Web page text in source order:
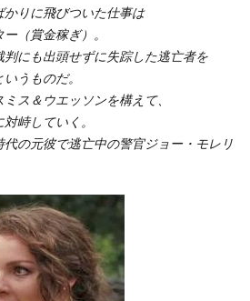
りに飛びついた仕事は
（賞金稼ぎ）。
にも出頭せずに失踪した逃亡者を
うものだ。
ス＆ウエッソンを構えて、
峙していく。
の元彼で逃亡中の警官ジョー・モレリ